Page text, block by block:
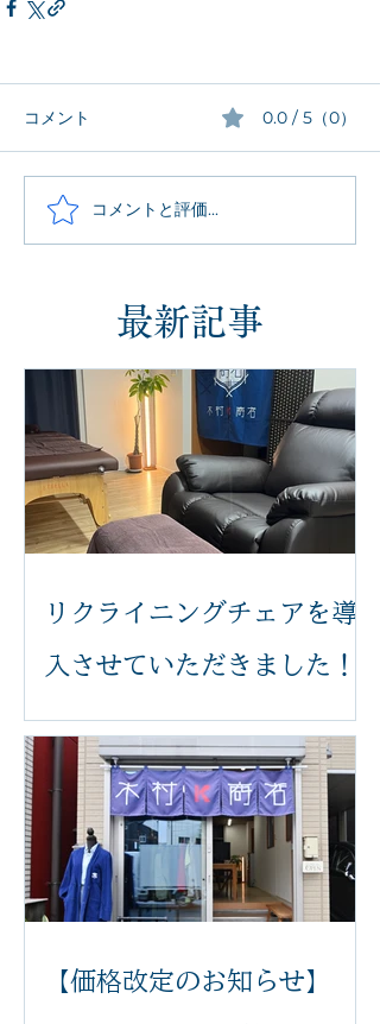
コメント 0.0 / 5（0）
コメントと評価...
最新記事
リクライニングチェアを導
入させていただきました！
いつも木村k商店をご利用いただき誠
にありがとうございます。 このたび、
足つぼ施術をより快適に受けていただ
けるよう、新しいリクライニングチェ
アを導入いたしました。 体の力が抜け
てリラックスした状態で受けていただ
くことで、より心地よく施術を受けて
いただけます。 新しいチェアは、身体
に調整できるため、長時間でも負担が
【価格改定のお知らせ】